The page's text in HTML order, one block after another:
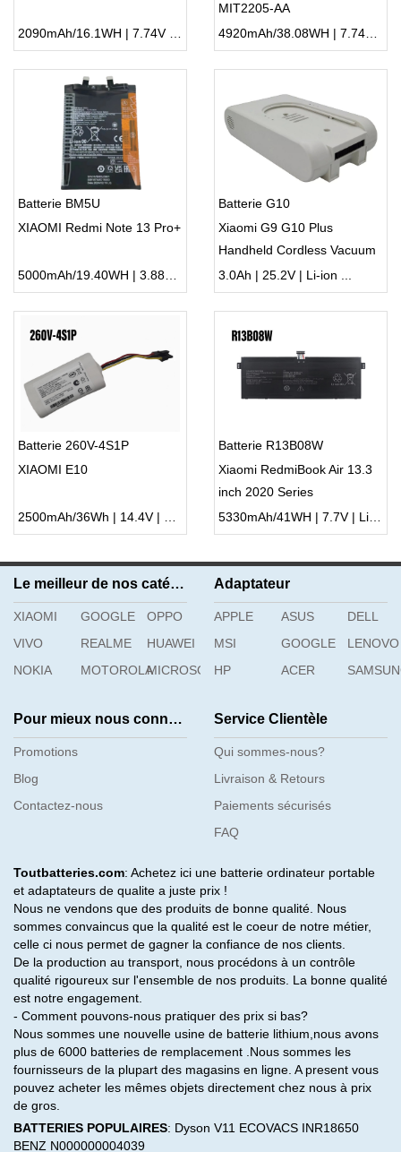
2090mAh/16.1WH | 7.74V | Li-ion ...
MIT2205-AA
4920mAh/38.08WH | 7.74V | Li-ion ...
Batterie BM5U
XIAOMI Redmi Note 13 Pro+
5000mAh/19.40WH | 3.88V | Li-ion ...
Batterie G10
Xiaomi G9 G10 Plus
Handheld Cordless Vacuum
Cleaner
3.0Ah | 25.2V | Li-ion ...
Batterie 260V-4S1P
XIAOMI E10
2500mAh/36Wh | 14.4V | Li-ion ...
Batterie R13B08W
Xiaomi RedmiBook Air 13.3
inch 2020 Series
5330mAh/41WH | 7.7V | Li-ion ...
Le meilleur de nos catégories
XIAOMI GOOGLE
OPPO
VIVO
REALME
HUAWEI
NOKIA
MOTOROLAMICROSOFT
Adaptateur
APPLE ASUS
DELL
MSI
GOOGLE
LENOVO
HP
ACER
Pour mieux nous connaître
Promotions
Blog
Contactez-nous
Service Clientèle
Qui sommes-nous?
Livraison & Retours
Paiements sécurisés
FAQ
Toutbatteries.com: Achetez ici une batterie ordinateur portable
et adaptateurs de qualite a juste prix !
Nous ne vendons que des produits de bonne qualité. Nous
sommes convaincus que la qualité est le coeur de notre métier,
celle ci nous permet de gagner la confiance de nos clients.
De la production au transport, nous procédons à un contrôle
qualité rigoureux sur l'ensemble de nos produits. La bonne qualité
est notre engagement.
- Comment pouvons-nous pratiquer des prix si bas?
Nous sommes une nouvelle usine de batterie lithium,nous avons
plus de 6000 batteries de remplacement .Nous sommes les
fournisseurs de la plupart des magasins en ligne. A present vous
pouvez acheter les mêmes objets directement chez nous à prix
de gros.
BATTERIES POPULAIRES: Dyson V11 ECOVACS INR18650
BENZ N000000004039